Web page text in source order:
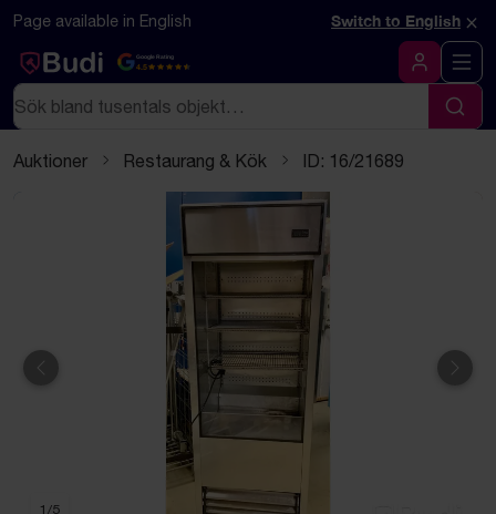
Hoppa till innehåll
Textbaserad (markdown) version av denna sida
Page available in English Switch to English ×
Google Rating
4.5
Logga in
Sök
Sök
Auktioner Restaurang & Kök ID: 16/21689
Föregående
1 /5